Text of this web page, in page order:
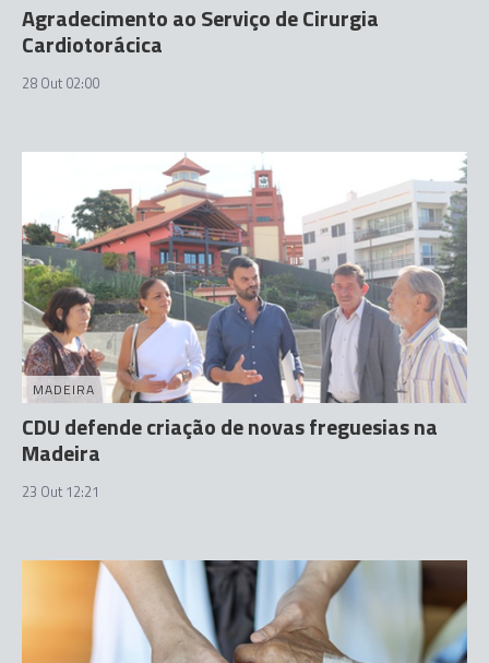
Agradecimento ao Serviço de Cirurgia
Cardiotorácica
28 Out 02:00
MADEIRA
CDU defende criação de novas freguesias na
Madeira
23 Out 12:21